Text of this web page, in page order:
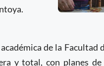
de la
y total, con planes